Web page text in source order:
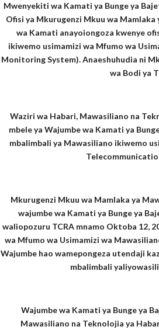
Mwenyekiti wa Kamati ya Bunge ya
Ofisi ya Mkurugenzi Mkuu wa Mamlaka
wa Kamati anayoiongoza kwenye
ikiwemo usimamizi wa Mfumo wa
Monitoring System). Anaeshuhudia ni
wa Bodi ya
Waziri wa Habari, Mawasiliano na
mbele ya Wajumbe wa Kamati ya
mbalimbali ya Mawasiliano ikiwemo
Mkurugenzi Mkuu wa Mamlaka ya
wajumbe wa Kamati ya Bunge ya
waliopozuru TCRA mnamo Oktoba 12,
wa Mfumo wa Usimamizi wa
Wajumbe hao wamepongeza utendaji
mbalimbali
Wajumbe wa Kamati ya Bunge ya
Mawasiliano na Teknolojia ya